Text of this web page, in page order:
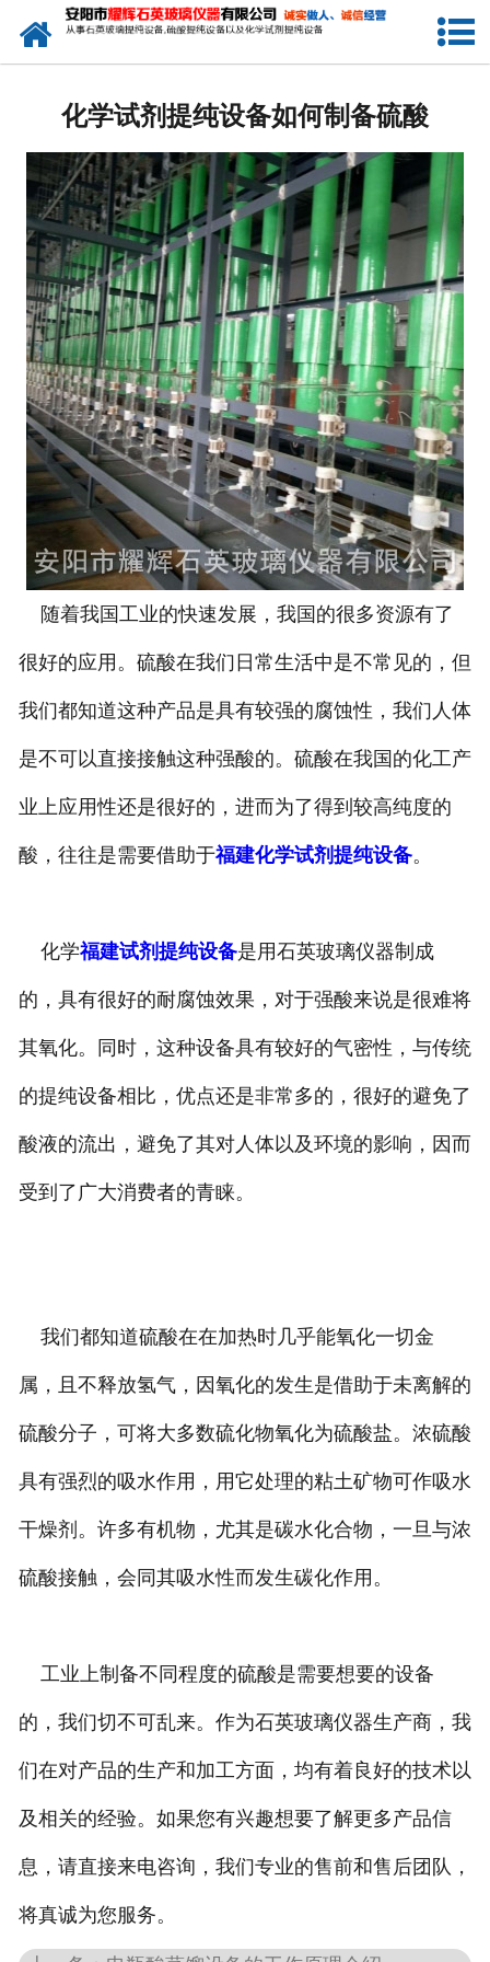
网站首页
产品中心
生产设备
工程业绩
发货展示
联系我们
化学试剂提纯设备如何制备硫酸
随着我国工业的快速发展，我国的很多资源有了
很好的应用。硫酸在我们日常生活中是不常见的，但
我们都知道这种产品是具有较强的腐蚀性，我们人体
是不可以直接接触这种强酸的。硫酸在我国的化工产
业上应用性还是很好的，进而为了得到较高纯度的
酸，往往是需要借助于福建化学试剂提纯设备。
化学福建试剂提纯设备是用石英玻璃仪器制成
的，具有很好的耐腐蚀效果，对于强酸来说是很难将
其氧化。同时，这种设备具有较好的气密性，与传统
的提纯设备相比，优点还是非常多的，很好的避免了
酸液的流出，避免了其对人体以及环境的影响，因而
受到了广大消费者的青睐。
我们都知道硫酸在在加热时几乎能氧化一切金
属，且不释放氢气，因氧化的发生是借助于未离解的
硫酸分子，可将大多数硫化物氧化为硫酸盐。浓硫酸
具有强烈的吸水作用，用它处理的粘土矿物可作吸水
干燥剂。许多有机物，尤其是碳水化合物，一旦与浓
硫酸接触，会同其吸水性而发生碳化作用。
工业上制备不同程度的硫酸是需要想要的设备
的，我们切不可乱来。作为石英玻璃仪器生产商，我
们在对产品的生产和加工方面，均有着良好的技术以
及相关的经验。如果您有兴趣想要了解更多产品信
息，请直接来电咨询，我们专业的售前和售后团队，
将真诚为您服务。